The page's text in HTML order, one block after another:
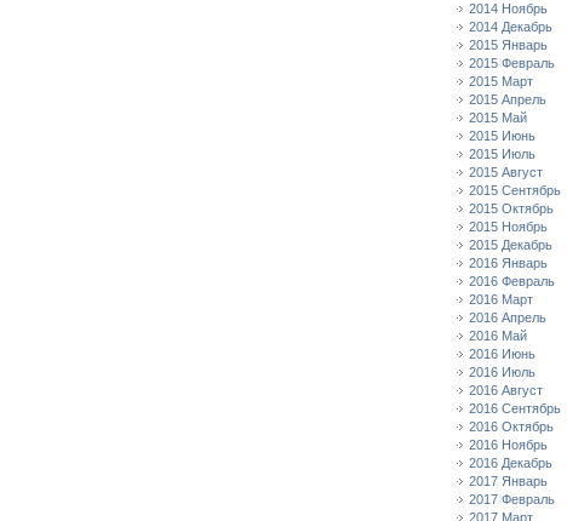
2014 Ноябрь
2014 Декабрь
2015 Январь
2015 Февраль
2015 Март
2015 Апрель
2015 Май
2015 Июнь
2015 Июль
2015 Август
2015 Сентябрь
2015 Октябрь
2015 Ноябрь
2015 Декабрь
2016 Январь
2016 Февраль
2016 Март
2016 Апрель
2016 Май
2016 Июнь
2016 Июль
2016 Август
2016 Сентябрь
2016 Октябрь
2016 Ноябрь
2016 Декабрь
2017 Январь
2017 Февраль
2017 Март